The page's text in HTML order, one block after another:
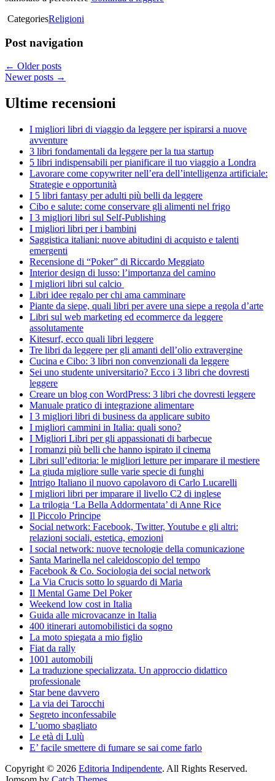
CategoriesReligioni
Post navigation
← Older posts
Newer posts →
Ultime recensioni
I migliori libri di viaggio da leggere per ispirarsi a nuove
avventure
3 libri fondamentali da leggere per la tua startup
5 libri indispensabili per pianificare il tuo viaggio a Londra
Lavorare come copywriter nell’era dell’intelligenza artificiale:
Strategie e opportunità
I 5 libri fantasy per adulti più belli da leggere
Cibo e salute: come conservare gli alimenti nel frigo
I 3 migliori libri sul Self-Publishing
I migliori libri per i bambini
Saggistica italiani: nuove abitudini di acquisto e talenti
emergenti
Recensione di “Poker” di Riccardo Meggiato
Interior design di lusso: l’importanza del camino
I migliori libri sul calcio
Libri idee regalo per chi ama camminare
Piante da siepe, quali libri per avere una siepe a regola d’arte
Libri sul web marketing ed ecommerce da leggere
assolutamente
Kitesurf, ecco quali libri leggere
Tre libri da leggere per gli amanti dell’olio extravergine
Cucina e Cibo: 3 libri non convenzionali da leggere
Sei uno studente universitario? Ecco i 3 libri che dovresti
leggere
Creare un blog con WordPress: 3 libri che dovresti leggere
Manuale pratico di integrazione alimentare
I 3 migliori libri di business da applicare subito
I migliori cammini in Italia: quali sono?
I Migliori Libri per gli appassionati di barbecue
I romanzi più belli che hanno ispirato il cinema
Libri sull’editoria: le migliori letture per imparare il mestiere
La giuda migliore sulle varie specie di funghi
Intrigo Italiano il nuovo capolavoro di Carlo Lucarelli
I migliori libri per imparare il livello C2 di inglese
La trilogia ‘La Bella Addormentata’ di Anne Rice
Il Piccolo Principe
Social network: Facebook, Twitter, Youtube e gli altri:
relazioni sociali, estetica, emozioni
I social network: nuove tecnologie della comunicazione
Santa Marinella nel caleidoscopio del tempo
Facebook & Co. Sociologia dei social network
La Via Crucis sotto lo sguardo di Maria
Il Mental Game Del Poker
Weekend low cost in Italia
Guida alle microvacanze in Italia
400 itinerari automobilistici da sogno
La moto spiegata a mio figlio
Fiat da rally
1001 automobili
La traduzione specializzata. Un approccio didattico
professionale
Star bene davvero
La via dei Tarocchi
Segreto inconfessabile
L’uomo sbagliato
Le età di Lulù
E’ facile smettere di fumare se sai come farlo
Copyright © 2026 Editoria Indipendente. All Rights Reserved.